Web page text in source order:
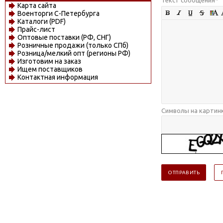
Карта сайта
Военторги С-Петербурга
Каталоги (PDF)
Прайс-лист
Оптовые поставки (РФ, СНГ)
Розничные продажи (только СПб)
Розница/мелкий опт (регионы РФ)
Изготовим на заказ
Ищем поставщиков
Контактная информация
Символы на